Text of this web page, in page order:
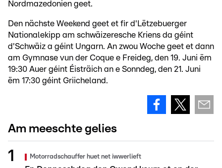
Nordmazedonien geet.
Den nächste Weekend geet et fir d'Lëtzebuerger
Nationalekipp am schwäizeresche Kriens da géint
d'Schwäiz a géint Ungarn. An zwou Woche geet et dann
am Gymnase vun der Coque e Freideg, den 19. Juni ëm
19:30 Auer géint Éisträich an e Sonndeg, den 21. Juni
ëm 17:30 géint Griicheland.
Am meeschte gelies
Motorradschauffer huet net iwwerlieft